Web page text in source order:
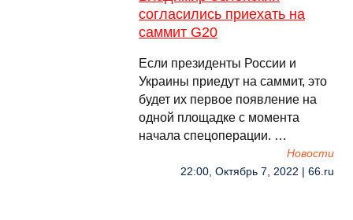
согласились приехать на
саммит G20
Если президенты России и
Украины приедут на саммит, это
будет их первое появление на
одной площадке с момента
начала спецоперации. …
Новости
22:00, Октябрь 7, 2022 | 66.ru